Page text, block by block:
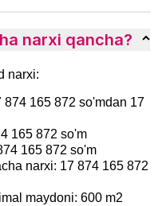
narxi qancha?
narxi:
165 872 so'mdan 17
165 872 so'm
165 872 so'm
narxi: 17 874 165 872
maydoni: 600 m2